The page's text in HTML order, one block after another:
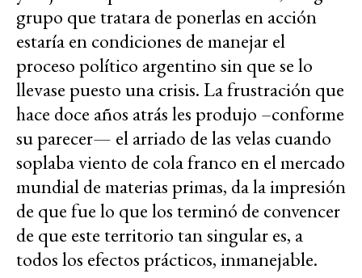
grupo que tratara de ponerlas en acción
estaría en condiciones de manejar el
proceso político argentino sin que se lo
llevase puesto una crisis. La frustración que
hace doce años atrás les produjo –conforme
su parecer— el arriado de las velas cuando
soplaba viento de cola franco en el mercado
mundial de materias primas, da la impresión
de que fue lo que los terminó de convencer
de que este territorio tan singular es, a
todos los efectos prácticos, inmanejable.